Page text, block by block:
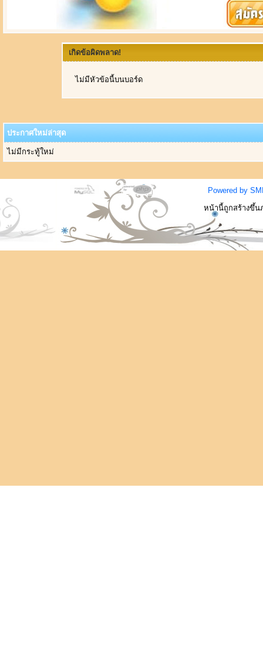
เกิดข้อผิดพลาด!
ไม่มีหัวข้อนี้บนบอร์ด
ประกาศใหม่ล่าสุด
ไม่มีกระทู้ใหม่
Powered by
หน้านี้ถูกสร้างขึ้น